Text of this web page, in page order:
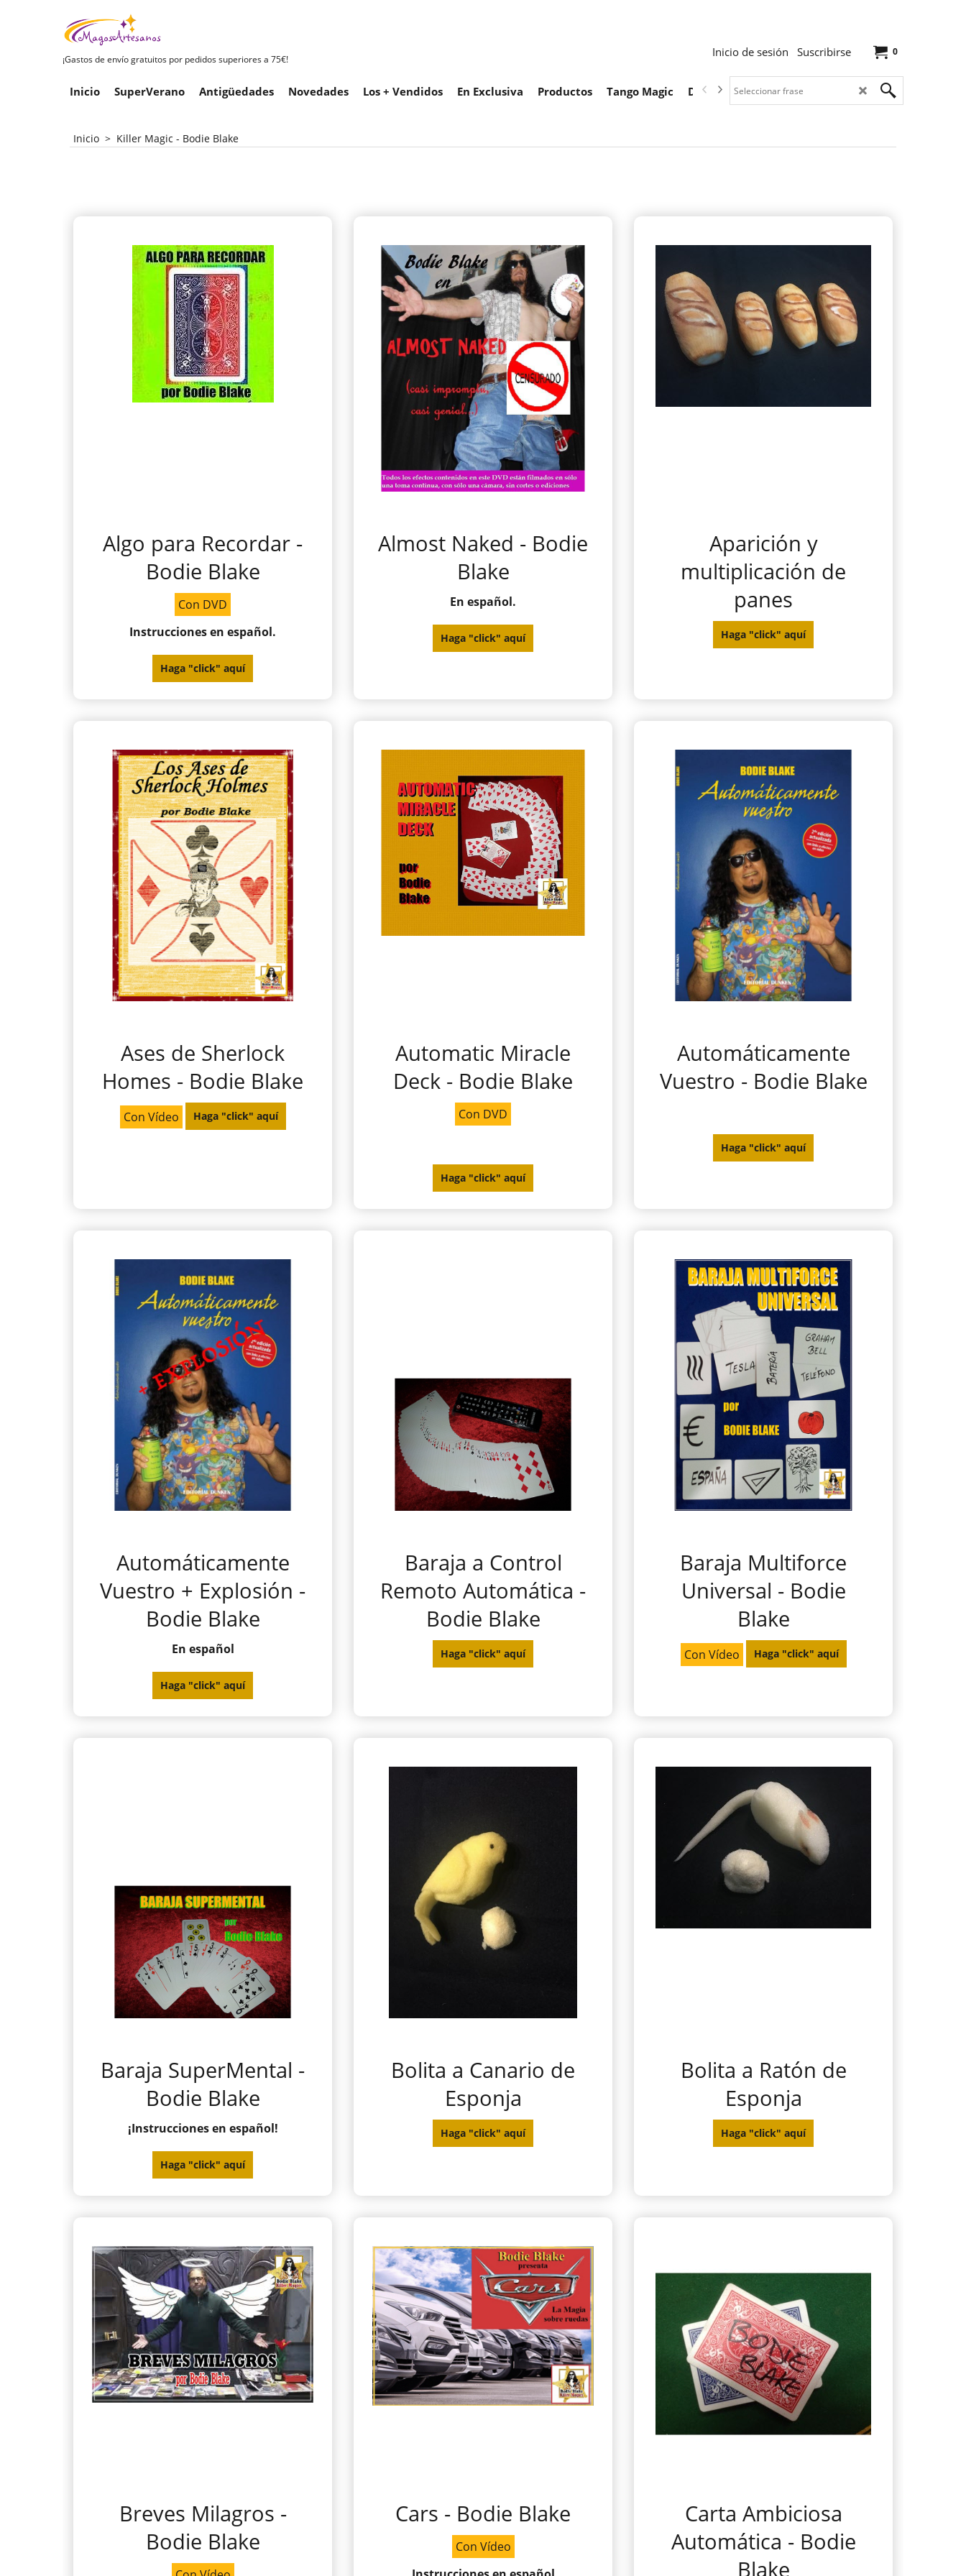
¡Gastos de envío gratuitos por pedidos superiores a 75€!
0
Inicio de sesión Suscribirse
Inicio SuperVerano Antigüedades Novedades Los + Vendidos En Exclusiva Productos Tango Magic Descargas
Inicio > Killer Magic - Bodie Blake
Algo para Recordar -
Bodie Blake
Con DVD
Instrucciones en español.
Haga "click" aquí
Almost Naked - Bodie
Blake
En español.
Haga "click" aquí
Aparición y
multiplicación de
panes
Haga "click" aquí
Ases de Sherlock
Homes - Bodie Blake
Con Vídeo Haga "click" aquí
Automatic Miracle
Deck - Bodie Blake
Con DVD
Haga "click" aquí
Automáticamente
Vuestro - Bodie Blake
Haga "click" aquí
Automáticamente
Vuestro + Explosión -
Bodie Blake
En español
Haga "click" aquí
Baraja a Control
Remoto Automática -
Bodie Blake
Haga "click" aquí
Baraja Multiforce
Universal - Bodie
Blake
Con Vídeo Haga "click" aquí
Baraja SuperMental -
Bodie Blake
¡Instrucciones en español!
Haga "click" aquí
Bolita a Canario de
Esponja
Haga "click" aquí
Bolita a Ratón de
Esponja
Haga "click" aquí
Breves Milagros -
Bodie Blake
Cars - Bodie Blake
Con Vídeo
Carta Ambiciosa
Automática - Bodie
Blake